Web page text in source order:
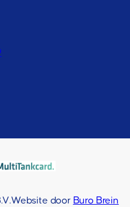
Website door Buro Brein